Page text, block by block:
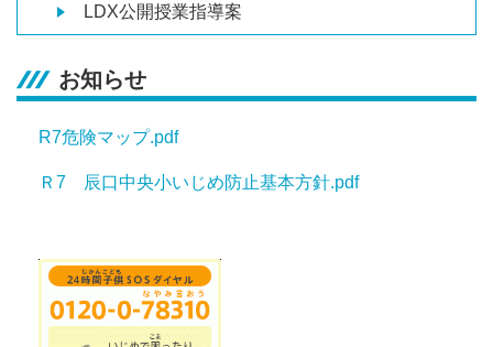
LDX公開授業指導案
お知らせ
R7危険マップ.pdf
Ｒ7 辰口中央小いじめ防止基本方針.pdf